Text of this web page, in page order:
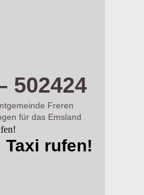
502424
Freren
für das Emsland
Taxi rufen!